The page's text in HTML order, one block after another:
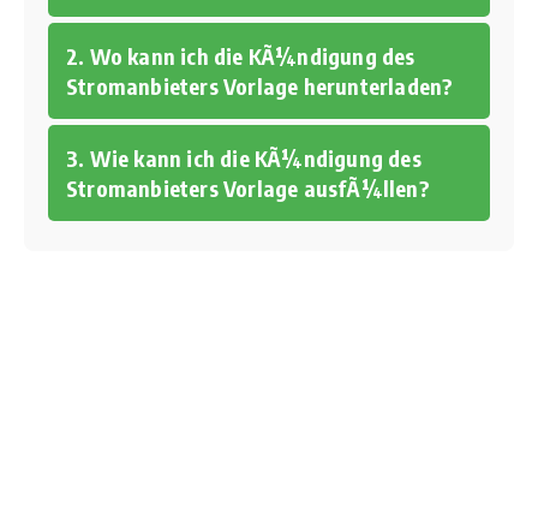
2. Wo kann ich die KÃ¼ndigung des
Stromanbieters Vorlage herunterladen?
3. Wie kann ich die KÃ¼ndigung des
Stromanbieters Vorlage ausfÃ¼llen?